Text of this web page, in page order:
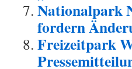
Nationalpark
fordern
Freizeitpark